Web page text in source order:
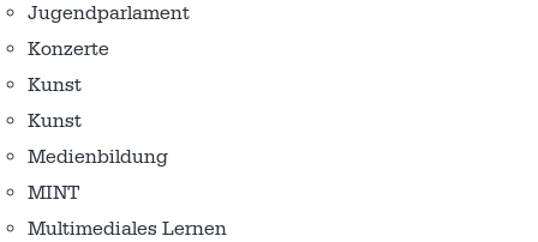
Jugendparlament
Konzerte
Kunst
Kunst
Medienbildung
MINT
Multimediales Lernen